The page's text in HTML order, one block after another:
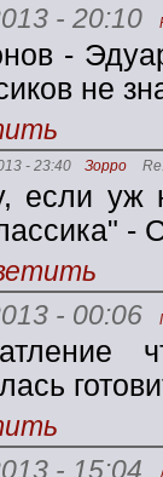
- 20:10
-
не
- 23:40 Зорро
если уж
-
- 00:06
- 15:04